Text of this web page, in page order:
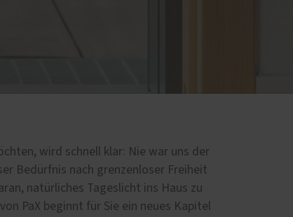
wird schnell klar: Nie war uns der
Bedürfnis nach grenzenloser Freiheit
natürliches Tageslicht ins Haus zu
PaX beginnt für Sie ein neues Kapitel